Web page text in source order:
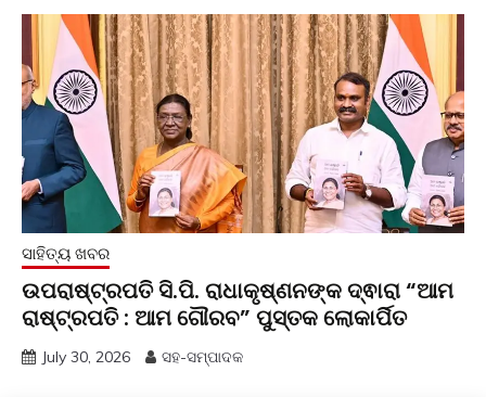
ସାହିତ୍ୟ ଖବର
ଉପରାଷ୍ଟ୍ରପତି ସି.ପି. ରାଧାକୃଷ୍ଣନଙ୍କ ଦ୍ଵାରା “ଆମ
ରାଷ୍ଟ୍ରପତି : ଆମ ଗୌରବ” ପୁସ୍ତକ ଲୋକାର୍ପିତ
July 30, 2026 ସହ-ସମ୍ପାଦକ